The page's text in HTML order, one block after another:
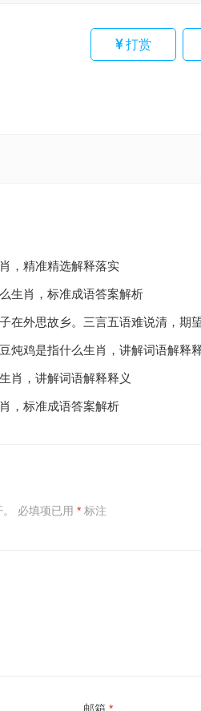
打赏
，精准精选解释落实
生肖，标准成语答案解析
在外思故乡。三言五语难说清，期
炖鸡是指什么生肖，讲解词语解释
肖，讲解词语解释释义
，标准成语答案解析
必填项已用 * 标注